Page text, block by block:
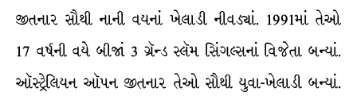
જીતનાર સૌથી નાની વયનાં ખેલાડી નીવડ્યાં. 1991માં તેઓ
17 વર્ષની વયે બીજાં 3 ગ્રૅન્ડ સ્લૅમ સિંગલ્સનાં વિજેતા બન્યાં.
ઑસ્ટ્રેલિયન ઑપન જીતનાર તેઓ સૌથી યુવા-ખેલાડી બન્યાં.